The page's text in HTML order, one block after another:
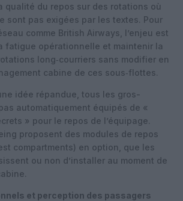
qualité du repos sur des rotations où
sont pas exigées par les textes. Pour
comme British Airways, l’enjeu est
fatigue opérationnelle et maintenir la
long‑courriers sans modifier en
cabine de ces sous‑flottes.
idée répandue, tous les gros-
automatiquement équipés de «
» pour le repos de l’équipage.
proposent des modules de repos
compartments) en option, que les
ou non d’installer au moment de
et perception des passagers